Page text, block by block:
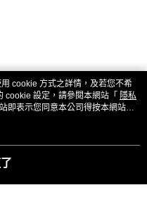
cookie 方式之詳情，及若您不希
cookie 設定，請參閱本網站「 隱私
即表示您同意本公司得按本網站使